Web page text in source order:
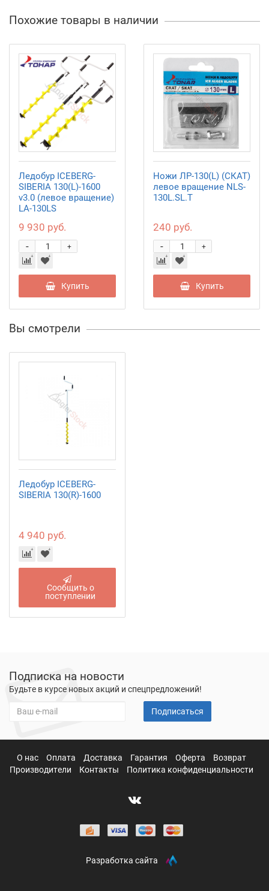
Похожие товары в наличии
Ледобур ICEBERG-
SIBERIA 130(L)-1600
v3.0 (левое вращение)
LA-130LS
9 930 руб.
+
-
Купить
Ножи ЛР-130(L) (СКАТ)
левое вращение NLS-
130L.SL.T
240 руб.
+
-
Купить
Вы смотрели
Ледобур ICEBERG-
SIBERIA 130(R)-1600
4 940 руб.
Сообщить о
поступлении
Подписка на новости
Будьте в курсе новых акций и спецпредложений!
Подписаться
О нас Оплата Доставка Гарантия Оферта
Возврат
Производители
Контакты Политика конфиденциальности
Разработка сайта